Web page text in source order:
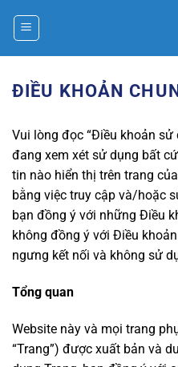
ĐIỀU KHOẢN
Vui lòng đọc “Điều khoản sử
đang xem xét sử dụng bất
tin nào hiển thị trên trang
bằng việc truy cập và/hoặc
bạn đồng ý với những Điều
không đồng ý với Điều
ngưng kết nối và không sử
Tổng quan
Website này và mọi trang
“Trang”) được xuất bản và